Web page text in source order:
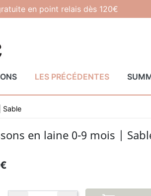
en point relais dès 120€
LES PRÉCÉDENTES
Sable
en laine 0-9 mois |